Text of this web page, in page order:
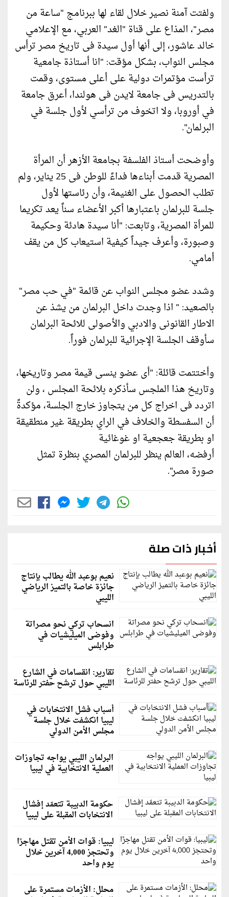
ولفتت آمنة نصير خلال لقاء لها ببرنامج "ساعة من
مصر"، المذاع على قناة "الغد" العربي، مع الإعلامي
خالد عاشور، إلى أنها أول سيدة فى تاريخ مصر ترأس
مجلس النواب، بشكل مؤقت: "انا أستاذة جامعية
ترأست مؤتمرات دولية على أعلى مستوى، وقمت
بالتدريس فى جامعة لايدن فى هولندا، أعرق جامعة
في أوروبا، ولا اتخوف من ترأسي لأول جلسة في
البرلمان".
وأوضحت أستاذ الفلسفة بجامعة الأزهر أن المرأة
المصرية قدمت أبناءها فداءً للوطن فى 25 يناير، ولم
تطلب الحصول على الغنيمة، وأن رئاستها لأول
جلسة للبرلمان باعتبارها أكبر الأعضاء سناً يعد تكريما
للمرأة المصرية، وتابعت: "أنا سيدة هادئة وحكيمة
وصبورة، وأعرف جيداً كيفية استيعاب كل من يقف
أمامي.
وشدد عضو مجلس النواب عن قائمة "في حب مصر"
بالصعيد: " اذا وجدت داخل البرلمان من يشذ عن
الاطار القانونى والادبي والأصولى للائحة البرلمان
سأوقف الجلسة الإجرائية للبرلمان فوراً.
وأختتمت قائلة: "أى عضو ينسى قيمة مصر وتاريخها،
وتاريخ هذا الملجس سأذكره بلائحة المجلس ، ولن
اتردد فى اخراج كل من يتجاوز خارج الجلسة، مؤكدةً
أن السفسطة والخلاف في الراي بطريقة غير منطقيقة
او بطريقة جعجعية او غوغائية
أرفضه، العالم ينظر للبرلمان المصري بنظرة تمثل
صورة مصر".
أخبار ذات صلة
نعيم بوعبد الله يطالب بإنتاج
جائزة خاصة بالتميز الرياضي
الليبي
انسحاب تركي نحو مصراتة
وفوضى الميليشيات في
طرابلس
تقارير: انقسامات في الشارع
الليبي حول ترشح حفتر للرئاسة
أسباب فشل الانتخابات في
ليبيا انكشفت خلال جلسة
مجلس الأمن الدولي
البرلمان الليبي يواجه تجاوزات
العملية الانتخابية في ليبيا
حكومة الدبيبة تتعمّد إفشال
الانتخابات المقبلة على ليبيا
ليبيا: قوات الأمن تقتل مهاجرًا
وتحتجز 4,000 آخرين خلال
يوم واحد
محلل: الأزمات مستمرة على